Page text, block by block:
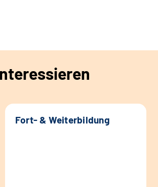
Fort- & Weiterbildung